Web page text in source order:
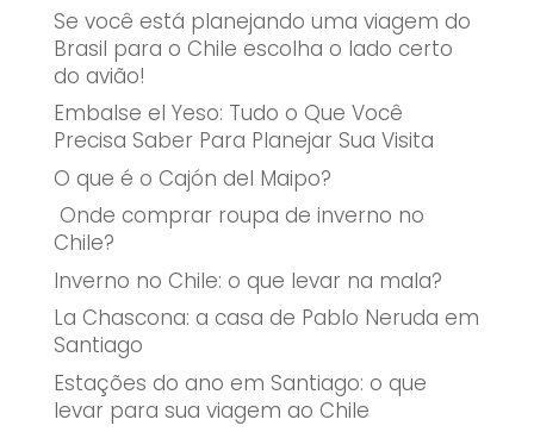
Se você está planejando uma viagem do
Brasil para o Chile escolha o lado certo
do avião!
Embalse el Yeso: Tudo o Que Você
Precisa Saber Para Planejar Sua Visita
O que é o Cajón del Maipo?
Onde comprar roupa de inverno no
Chile?
Inverno no Chile: o que levar na mala?
La Chascona: a casa de Pablo Neruda em
Santiago
Estações do ano em Santiago: o que
levar para sua viagem ao Chile